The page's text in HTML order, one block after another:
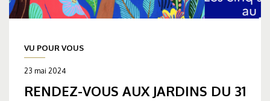
VU POUR VOUS
23 mai 2024
RENDEZ-VOUS AUX JARDINS DU 31